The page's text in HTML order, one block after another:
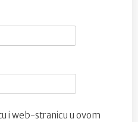
i web-stranicu u ovom